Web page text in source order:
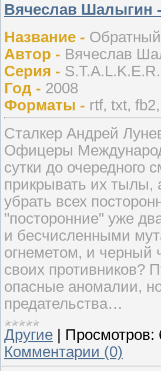
Вячеслав
Название - Обратный
Автор - Вячеслав
Серия - S.T.A.L.K.E.R.
Год - 2008
Форматы - rtf, txt,
Сталкер Андрей
Офицеры
сутки до очередного
прикрывать их тылы,
убрать всех
"посторонние" уже
и бесчисленными
огнеметом, и черный
своих противников?
опасные аномалии,
предательства…
Другие
Просмотров:
Комментарии (0)